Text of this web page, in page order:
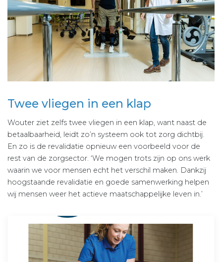
Twee vliegen in een klap
Wouter ziet zelfs twee vliegen in een klap, want naast de
betaalbaarheid, leidt zo’n systeem ook tot zorg dichtbij.
En zo is de revalidatie opnieuw een voorbeeld voor de
rest van de zorgsector. ‘We mogen trots zijn op ons werk
waarin we voor mensen echt het verschil maken. Dankzij
hoogstaande revalidatie en goede samenwerking helpen
wij mensen weer het actieve maatschappelijke leven in.’